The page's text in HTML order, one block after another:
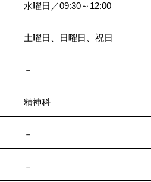
水曜日／09:30～12:00
土曜日、日曜日、祝日
－
精神科
－
－